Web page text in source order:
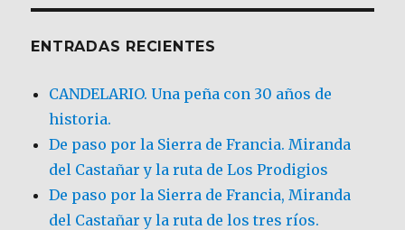
ENTRADAS RECIENTES
CANDELARIO. Una peña con 30 años de
historia.
De paso por la Sierra de Francia. Miranda
del Castañar y la ruta de Los Prodigios
De paso por la Sierra de Francia, Miranda
del Castañar y la ruta de los tres ríos.